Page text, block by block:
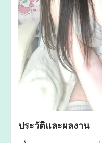
ประวัติและผลงาน